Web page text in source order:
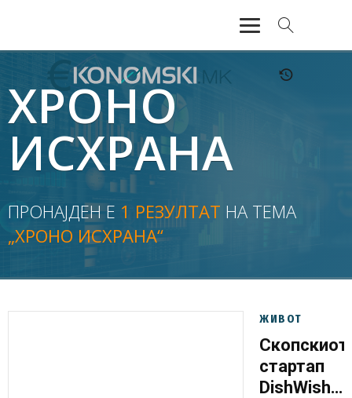
АКТУЕЛНО
ЕКОНОМИЈА
ФИНАНСИИ
БАНКАРСТВО
ЖИВОТ
МОЗАИК
ХРОНО
ИСХРАНА
ПРОНАЈДЕН Е 1 РЕЗУЛТАТ НА ТЕМА
„ХРОНО ИСХРАНА“
ЖИВОТ
Скопскиот
стартап
DishWish